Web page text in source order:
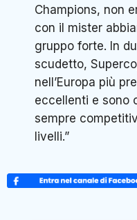
Champions, non
con il mister
gruppo forte. In
scudetto,
nell’Europa più
eccellenti e sono
sempre
livelli.”